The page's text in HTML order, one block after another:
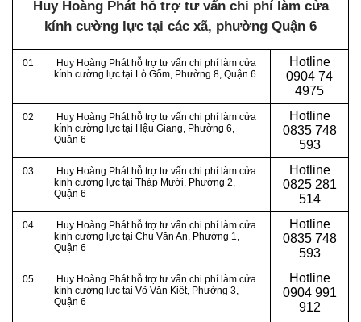
Huy Hoàng Phát hỗ trợ tư vấn chi phí làm cửa
kính cường lực tại các xã, phường Quận 6
01
Huy Hoàng Phát hỗ trợ tư vấn chi phí làm cửa
kính cường lực tại Lò Gốm, Phường 8, Quận 6
Hotline
0904 74
4975
02
Huy Hoàng Phát hỗ trợ tư vấn chi phí làm cửa
kính cường lực tại Hậu Giang, Phường 6,
Quận 6
Hotline
0835 748
593
03
Huy Hoàng Phát hỗ trợ tư vấn chi phí làm cửa
kính cường lực tại Tháp Mười, Phường 2,
Quận 6
Hotline
0825 281
514
04
Huy Hoàng Phát hỗ trợ tư vấn chi phí làm cửa
kính cường lực tại Chu Văn An, Phường 1,
Quận 6
Hotline
0835 748
593
05
Huy Hoàng Phát hỗ trợ tư vấn chi phí làm cửa
kính cường lực tại Võ Văn Kiệt, Phường 3,
Quận 6
Hotline
0904 991
912